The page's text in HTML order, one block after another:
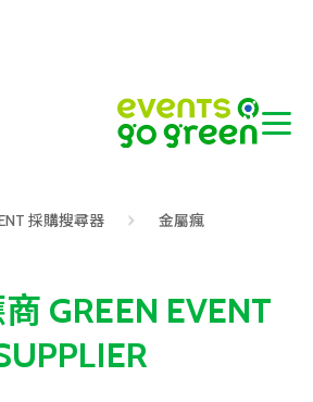
採購搜尋器 金屬瘋
GREEN EVENT